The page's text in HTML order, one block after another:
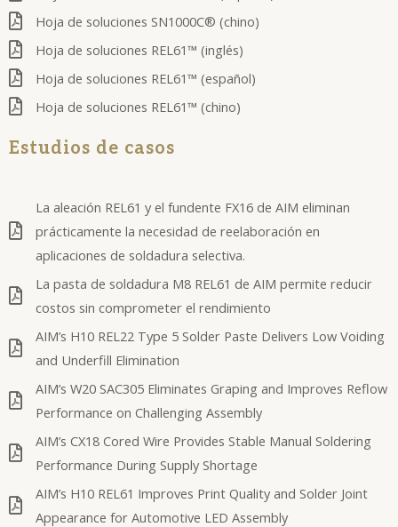
Hoja de soluciones SN1000C® (chino)
Hoja de soluciones REL61™ (inglés)
Hoja de soluciones REL61™ (español)
Hoja de soluciones REL61™ (chino)
Estudios de casos
La aleación REL61 y el fundente FX16 de AIM eliminan
prácticamente la necesidad de reelaboración en
aplicaciones de soldadura selectiva.
La pasta de soldadura M8 REL61 de AIM permite reducir
costos sin comprometer el rendimiento
AIM’s H10 REL22 Type 5 Solder Paste Delivers Low Voiding
and Underfill Elimination
AIM’s W20 SAC305 Eliminates Graping and Improves Reflow
Performance on Challenging Assembly
AIM’s CX18 Cored Wire Provides Stable Manual Soldering
Performance During Supply Shortage
AIM’s H10 REL61 Improves Print Quality and Solder Joint
Appearance for Automotive LED Assembly